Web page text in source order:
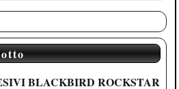
BLACKBIRD ROCKSTAR